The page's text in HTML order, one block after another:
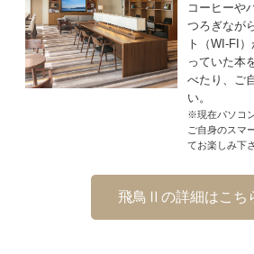
コーヒーや
つろぎなが
ト（WI-FI
っていた本
べたり、ご
い。
※現在パソコ
ご自身のスマ
てお楽しみ下
飛鳥Ⅱの詳細はこち